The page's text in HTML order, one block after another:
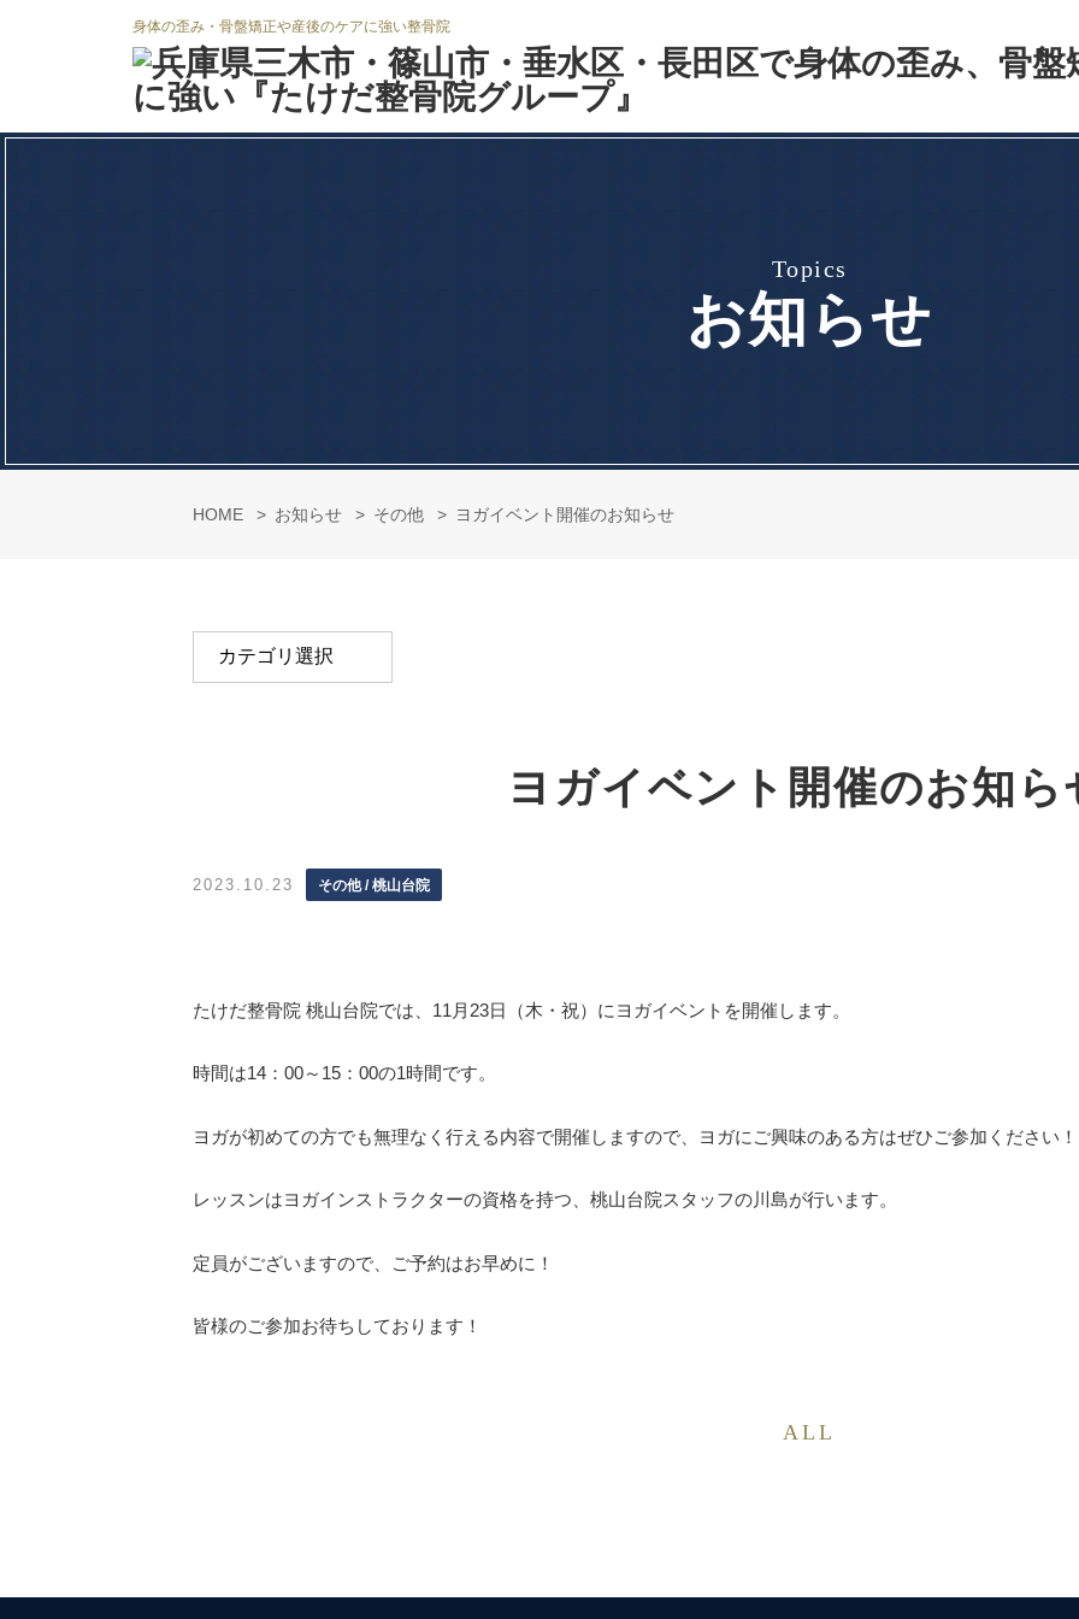
身体の歪み・骨盤矯正や産後のケアに強い整骨院
topics
お知らせ
HOME お知らせ その他 ヨガイベント開催のお知らせ
ヨガイベント開催のお知ら
2023.10.23 その他 / 桃山台院
たけだ整骨院 桃山台院では、11月23日（木・祝）にヨガイベントを開催します。
時間は14：00～15：00の1時間です。
ヨガが初めての方でも無理なく行える内容で開催しますので、ヨガにご興味のある方はぜひご参加ください！
レッスンはヨガインストラクターの資格を持つ、桃山台院スタッフの川島が行います。
定員がございますので、ご予約はお早めに！
皆様のご参加お待ちしております！
ALL